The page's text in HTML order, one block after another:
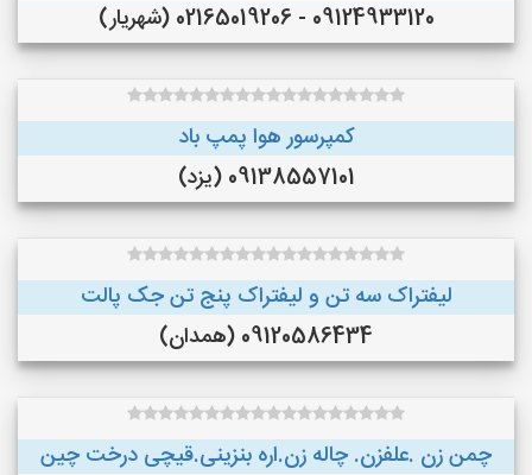
09124933120 - 02165019206 (شهریار)
کمپرسور هوا پمپ باد
09138557101 (یزد)
لیفتراک سه تن و لیفتراک پنج تن جک پالت
09120586434 (همدان)
چمن زن .علفزن. چاله زن.اره بنزینی.قیچی درخت چین